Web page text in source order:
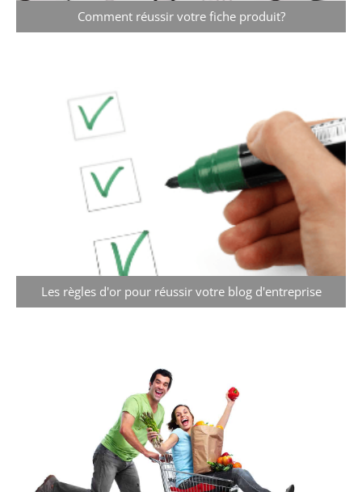
Comment réussir votre fiche produit?
Les règles d'or pour réussir votre blog d'entreprise